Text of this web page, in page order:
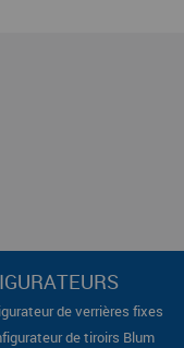
de verrières fixes
de tiroirs Blum